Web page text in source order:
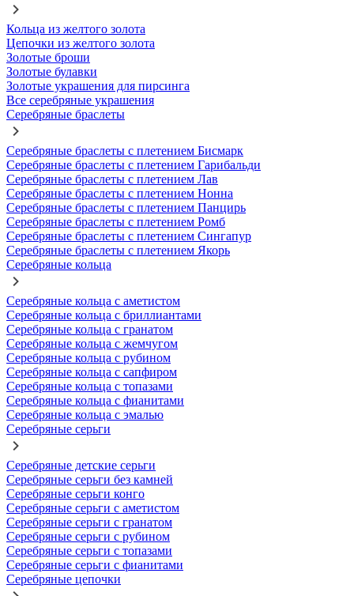
Кольца из желтого золота
Цепочки из желтого золота
Золотые броши
Золотые булавки
Золотые украшения для пирсинга
Все серебряные украшения
Серебряные браслеты
Серебряные браслеты с плетением Бисмарк
Серебряные браслеты с плетением Гарибальди
Серебряные браслеты с плетением Лав
Серебряные браслеты с плетением Нонна
Серебряные браслеты с плетением Панцирь
Серебряные браслеты с плетением Ромб
Серебряные браслеты с плетением Сингапур
Серебряные браслеты с плетением Якорь
Серебряные кольца
Серебряные кольца с аметистом
Серебряные кольца с бриллиантами
Серебряные кольца с гранатом
Серебряные кольца с жемчугом
Серебряные кольца с рубином
Серебряные кольца с сапфиром
Серебряные кольца с топазами
Серебряные кольца с фианитами
Серебряные кольца с эмалью
Серебряные серьги
Серебряные детские серьги
Серебряные серьги без камней
Серебряные серьги конго
Серебряные серьги с аметистом
Серебряные серьги с гранатом
Серебряные серьги с рубином
Серебряные серьги с топазами
Серебряные серьги с фианитами
Серебряные цепочки